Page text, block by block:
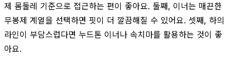
제 몸둘레 기준으로 접근하는 편이 좋아요. 둘째, 이너는 매끈한
무봉제 계열을 선택하면 핏이 더 깔끔해질 수 있어요. 셋째, 하의
라인이 부담스럽다면 누드톤 이너나 속치마를 활용하는 것이 좋
아요.